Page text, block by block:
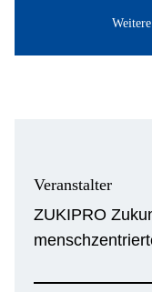
Veranstalter
ZUKIPRO